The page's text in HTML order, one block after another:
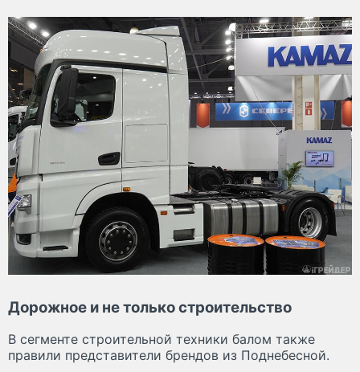
Дорожное и не только строительство
В сегменте строительной техники балом также
правили представители брендов из Поднебесной.